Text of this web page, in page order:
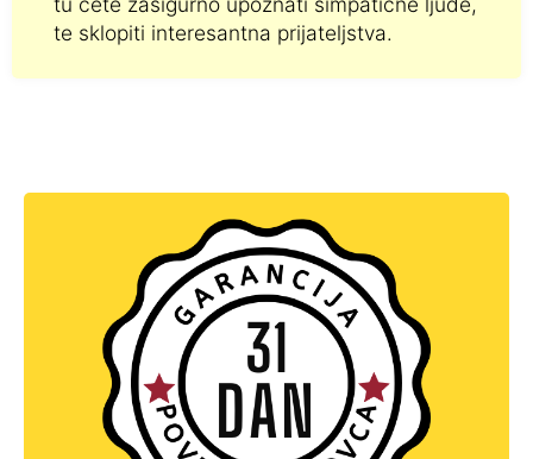
te sklopiti interesantna prijateljstva.